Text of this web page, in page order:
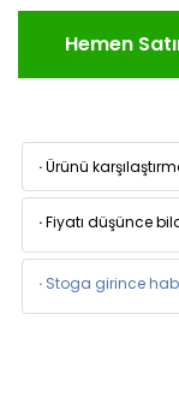
Hemen
·Ürünü
·Fiyatı düşünce
· Stoga girince